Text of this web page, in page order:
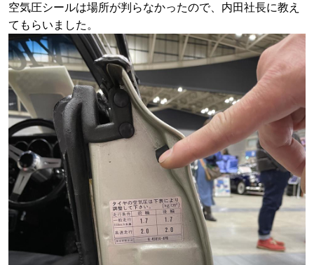
空気圧シールは場所が判らなかったので、内田社長に教え
てもらいました。